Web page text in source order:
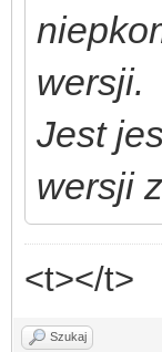
wersji.
Jest
wersji
<t></t>
Szukaj